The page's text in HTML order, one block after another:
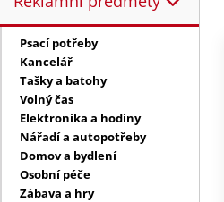
Reklamní předměty:
Psací potřeby
Kancelář
Tašky a batohy
Volný čas
Elektronika a hodiny
Nářadí a autopotřeby
Domov a bydlení
Osobní péče
Zábava a hry